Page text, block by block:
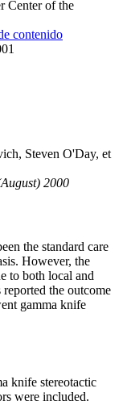
Center of the
contenido
Steven O'Day, et
2000
the standard care
However, the
to both local and
the outcome
gamma knife
knife stereotactic
were included.